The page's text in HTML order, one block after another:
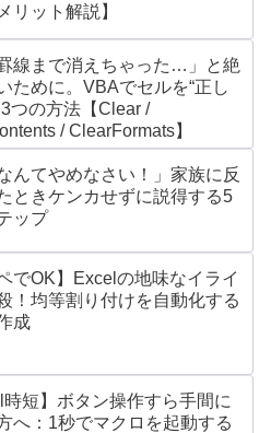
リット解説】
罫線まで消えちゃった…」と絶
ために。VBAでセルを“正し
3つの方法【Clear /
/ ClearFormats】
んてやめなさい！」家族に反
ときケンカせずに説得する5
ップ
でOK】Excelの地味なイライ
！均等割り付けを自動化する
成
時短】ボタン操作すら手間に
へ：1秒でマクロを起動する